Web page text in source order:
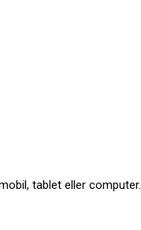
tablet eller computer.